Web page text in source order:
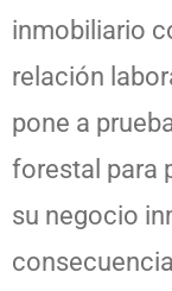
inmobiliario
relación
pone a
forestal para
su negocio